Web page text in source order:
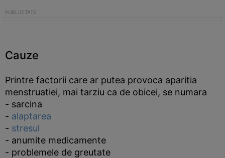
Cauze
Printre factorii care ar putea provoca aparitia
menstruatiei, mai tarziu ca de obicei, se numara
- sarcina
- alaptarea
- stresul
- anumite medicamente
- problemele de greutate